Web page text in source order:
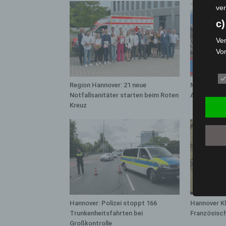
Region Hannover: 21 neue
Notfallsanitäter starten beim Roten
Kreuz
Mann läuft
A7 –
Hannover: Polizei stoppt 166
Trunkenheitsfahrten bei
Großkontrolle
Hannover